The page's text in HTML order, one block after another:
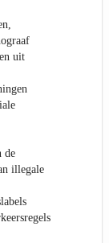
uit
de
illegale